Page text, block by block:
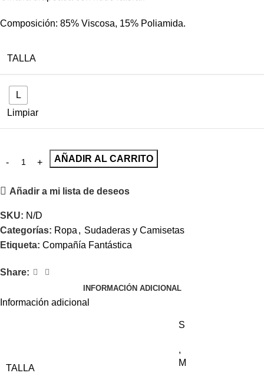
Composición: 85% Viscosa, 15% Poliamida.
TALLA
L
Limpiar
AÑADIR AL CARRITO
Añadir a mi lista de deseos
SKU: N/D
Categorías: Ropa , Sudaderas y Camisetas
Etiqueta: Compañía Fantástica
Share:
INFORMACIÓN ADICIONAL
Información adicional
TALLA
S
,
M